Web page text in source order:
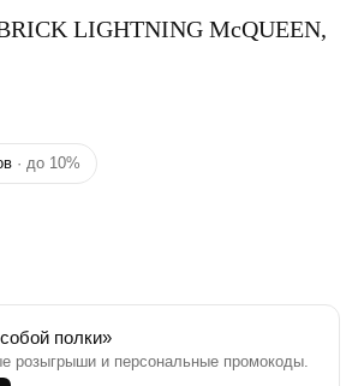
· до 10%
полки»
розыгрыши и персональные промокоды.